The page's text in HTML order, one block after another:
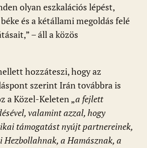
olyan eszkalációs lépést,
és a kétállami megoldás felé
– áll a közös
hozzáteszi, hogy az
szerint Irán továbbra is
a Közel-Keleten „a fejlett
valamint azzal, hogy
támogatást nyújt partnereinek,
a Hamásznak, a